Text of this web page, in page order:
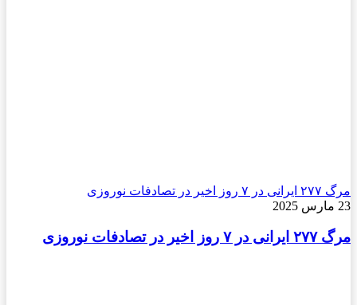
مرگ ۲۷۷ ایرانی در ۷ روز اخیر در تصادفات نوروزی
23 مارس 2025
مرگ ۲۷۷ ایرانی در ۷ روز اخیر در تصادفات نوروزی